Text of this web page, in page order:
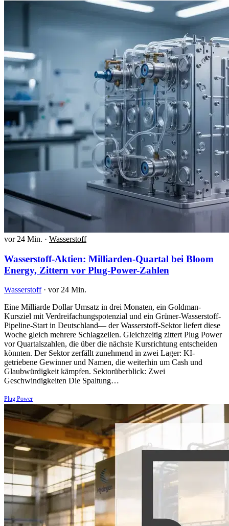
vor 24 Min. · Wasserstoff
Wasserstoff-Aktien: Milliarden-Quartal bei Bloom
Energy, Zittern vor Plug-Power-Zahlen
Wasserstoff · vor 24 Min.
Eine Milliarde Dollar Umsatz in drei Monaten, ein Goldman-
Kursziel mit Verdreifachungspotenzial und ein Grüner-Wasserstoff-
Pipeline-Start in Deutschland— der Wasserstoff-Sektor liefert diese
Woche gleich mehrere Schlagzeilen. Gleichzeitig zittert Plug Power
vor Quartalszahlen, die über die nächste Kursrichtung entscheiden
könnten. Der Sektor zerfällt zunehmend in zwei Lager: KI-
getriebene Gewinner und Namen, die weiterhin um Cash und
Glaubwürdigkeit kämpfen. Sektorüberblick: Zwei
Geschwindigkeiten Die Spaltung…
Plug Power